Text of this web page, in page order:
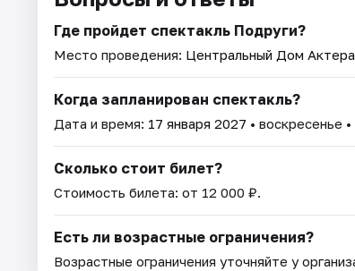
Где пройдет спектакль Подруги?
Место проведения: Центральный Дом
Когда запланирован спектакль?
Дата и время: 17 января 2027 • воскресенье
Сколько стоит билет?
Стоимость билета: от 12 000 ₽.
Есть ли возрастные ограничения?
Возрастные ограничения уточняйте у